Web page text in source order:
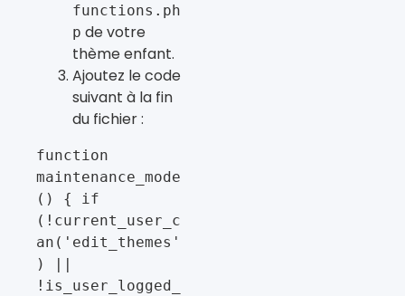
functions.ph
p de votre
thème enfant.
Ajoutez le code
suivant à la fin
du fichier :
function
maintenance_mode
() { if
(!current_user_c
an('edit_themes'
) ||
!is_user_logged_